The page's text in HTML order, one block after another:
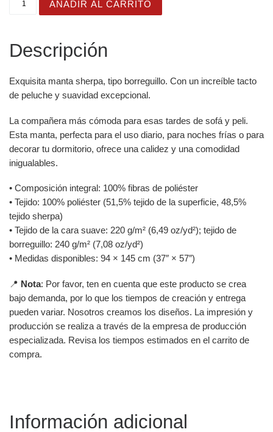
AÑADIR AL CARRITO
Descripción
Exquisita manta sherpa, tipo borreguillo. Con un increíble tacto
de peluche y suavidad excepcional.
La compañera más cómoda para esas tardes de sofá y peli.
Esta manta, perfecta para el uso diario, para noches frías o para
decorar tu dormitorio, ofrece una calidez y una comodidad
inigualables.
• Composición integral: 100% fibras de poliéster
• Tejido: 100% poliéster (51,5% tejido de la superficie, 48,5%
tejido sherpa)
• Tejido de la cara suave: 220 g/m² (6,49 oz/yd²); tejido de
borreguillo: 240 g/m² (7,08 oz/yd²)
• Medidas disponibles: 94 × 145 cm (37″ × 57″)
📍 Nota: Por favor, ten en cuenta que este producto se crea
bajo demanda, por lo que los tiempos de creación y entrega
pueden variar. Nosotros creamos los diseños. La impresión y
producción se realiza a través de la empresa de producción
especializada. Revisa los tiempos estimados en el carrito de
compra.
Información adicional